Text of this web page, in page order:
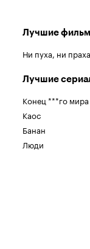
Лучшие
Ни пуха, ни праха
Лучшие
Конец ***го мира
Каос
Банан
Люди